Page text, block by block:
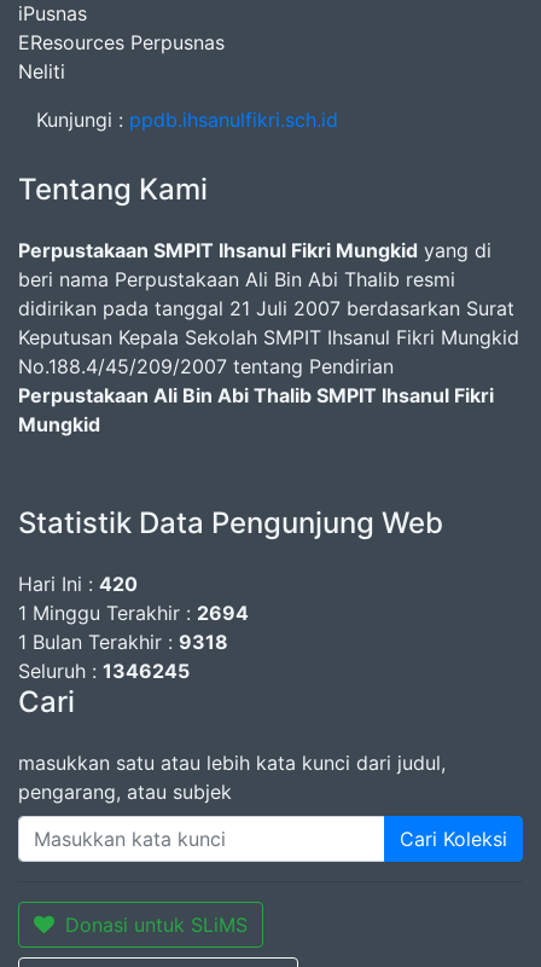
iPusnas
EResources Perpusnas
Neliti
Kunjungi : ppdb.ihsanulfikri.sch.id
Tentang Kami
Perpustakaan SMPIT Ihsanul Fikri Mungkid yang di
beri nama Perpustakaan Ali Bin Abi Thalib resmi
didirikan pada tanggal 21 Juli 2007 berdasarkan Surat
Keputusan Kepala Sekolah SMPIT Ihsanul Fikri Mungkid
No.188.4/45/209/2007 tentang Pendirian
Perpustakaan Ali Bin Abi Thalib SMPIT Ihsanul Fikri
Mungkid
Statistik Data Pengunjung Web
Hari Ini : 420
1 Minggu Terakhir : 2694
1 Bulan Terakhir : 9318
Seluruh : 1346245
Cari
masukkan satu atau lebih kata kunci dari judul,
pengarang, atau subjek
Cari Koleksi
Donasi untuk SLiMS